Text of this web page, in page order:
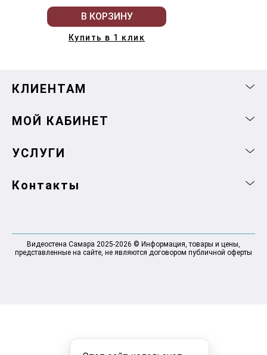
В КОРЗИНУ
Купить в 1 клик
КЛИЕНТАМ
МОЙ КАБИНЕТ
УСЛУГИ
Контакты
Видеостена Самара 2025-2026 © Информация, товары и цены,
представленные на сайте, не являются договором публичной оферты